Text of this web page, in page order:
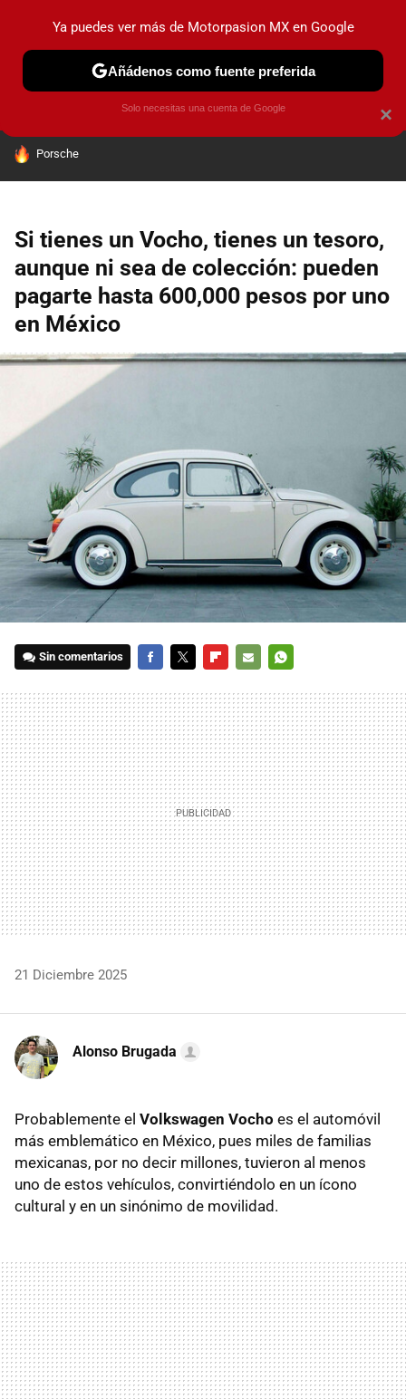
PRUEBAS INDUSTRIA HOY NO CIRCULA
HOY SE HABLA DE
Porsche
Si tienes un Vocho, tienes un tesoro,
aunque ni sea de colección: pueden
pagarte hasta 600,000 pesos por uno
en México
Sin comentarios
MAIL
21 Diciembre 2025
Alonso Brugada
Probablemente el Volkswagen Vocho es el automóvil
más emblemático en México, pues miles de familias
mexicanas, por no decir millones, tuvieron al menos
uno de estos vehículos, convirtiéndolo en un ícono
cultural y en un sinónimo de movilidad.
×
Ya puedes ver más de Motorpasion MX en Google
Añádenos como fuente preferida
Solo necesitas una cuenta de Google